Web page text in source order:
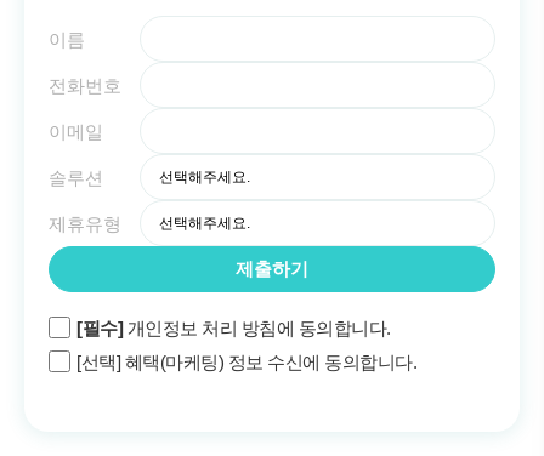
이름
전화번호
이메일
솔루션
제휴유형
[필수]개인정보 처리 방침에 동의합니다.
[선택] 혜택(마케팅) 정보 수신에 동의합니다.